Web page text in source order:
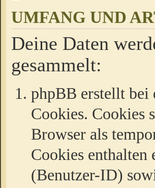
UMFANG UND
Deine Daten
gesammelt:
phpBB erstellt bei
Cookies. Cookies
Browser als
Cookies enthalten
(Benutzer-ID)